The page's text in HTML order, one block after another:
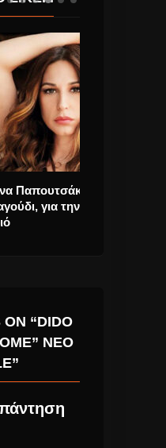
Πρώτο
την Όμορφη
“DIDO
ΝΈΟ